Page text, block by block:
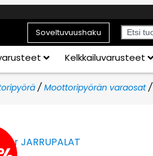
Soveltuvuushaku
Kelkkailuvarusteet
/ Moottoripyörän varaosat/